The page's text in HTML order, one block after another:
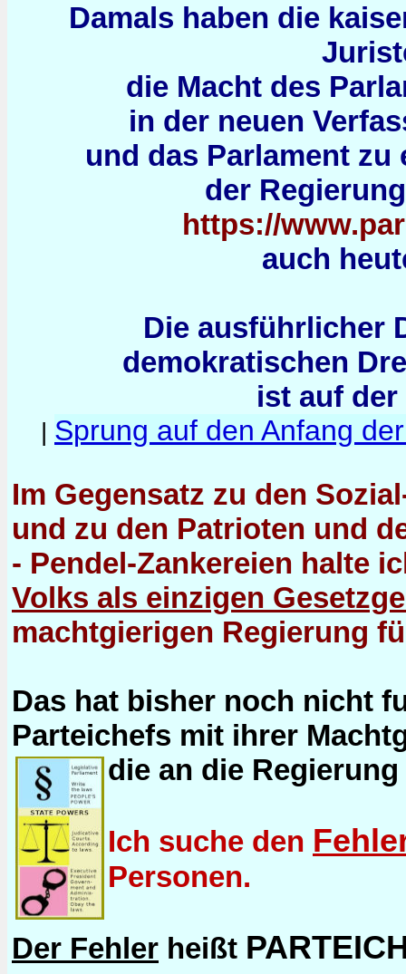
Damals haben die
die Macht des
in der neuen
und das Parlament zu
der
https://
auch
Die ausführlicher
demokratischen
ist auf der
| Sprung auf den Anfang
Im Gegensatz zu den
und zu den Patrioten und
- Pendel-Zankereien halte
Volks als einzigen
machtgierigen Regierung
Das hat bisher noch nicht
Parteichefs mit ihrer
die an die
Ich suche den
Personen.
Der Fehler heißt